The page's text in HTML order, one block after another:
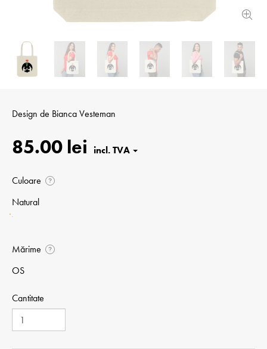
Design de Bianca Vesteman
85.00 lei
Culoare ?
Natural
Mărime ?
OS
Cantitate